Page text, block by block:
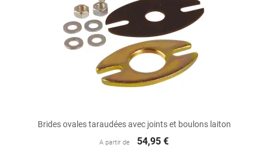
Brides ovales taraudées avec joints et boulons laiton
A partir de 54,95 €